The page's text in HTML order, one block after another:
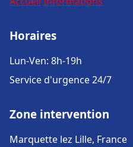
Horaires
Lun-Ven: 8h-19h
Service d'urgence 24/7
Zone intervention
Marquette lez Lille, France